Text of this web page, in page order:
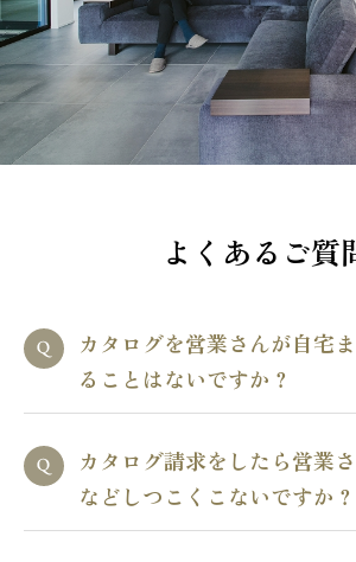
よくあるご質
カタログを営業さんが自宅
ることはないですか？
カタログ請求をしたら営業
などしつこくこないですか？